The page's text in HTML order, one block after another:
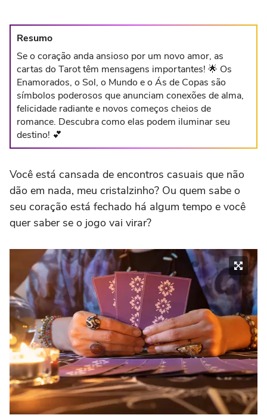
Resumo
Se o coração anda ansioso por um novo amor, as
cartas do Tarot têm mensagens importantes! 🌟 Os
Enamorados, o Sol, o Mundo e o Ás de Copas são
símbolos poderosos que anunciam conexões de alma,
felicidade radiante e novos começos cheios de
romance. Descubra como elas podem iluminar seu
destino! 💕
Você está cansada de encontros casuais que não
dão em nada, meu cristalzinho? Ou quem sabe o
seu coração está fechado há algum tempo e você
quer saber se o jogo vai virar?